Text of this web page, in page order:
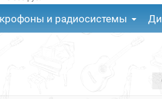
и радиосистемы